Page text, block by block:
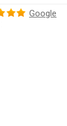
Google